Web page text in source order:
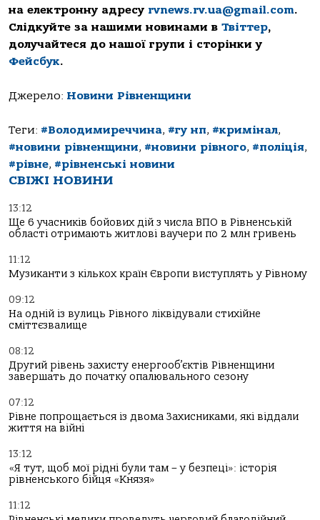
на електронну адресу rvnews.rv.ua@gmail.com.
Слідкуйте за нашими новинами в Твіттер,
долучайтеся до нашої групи і сторінки у
Фейсбук.
Джерело: Новини Рівненщини
Теги: #Володимиреччина, #гу нп, #кримінал,
#новини рівненщини, #новини рівного, #поліція,
#рівне, #рівненські новини
СВІЖІ НОВИНИ
13:12
Ще 6 учасників бойових дій з числа ВПО в Рівненській
області отримають житлові ваучери по 2 млн гривень
11:12
Музиканти з кількох країн Європи виступлять у Рівному
09:12
На одній із вулиць Рівного ліквідували стихійне
сміттєзвалище
08:12
Другий рівень захисту енергооб’єктів Рівненщини
завершать до початку опалювального сезону
07:12
Рівне попрощається із двома Захисниками, які віддали
життя на війні
13:12
«Я тут, щоб мої рідні були там – у безпеці»: історія
рівненського бійця «Князя»
11:12